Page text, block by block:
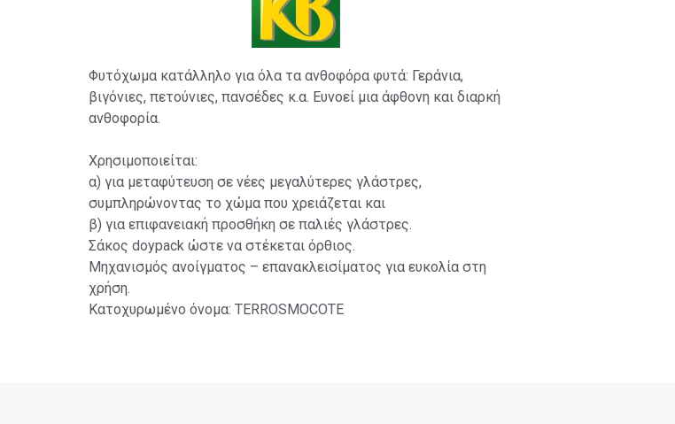
Φυτόχωμα κατάλληλο για όλα τα ανθοφόρα φυτά: Γεράνια,
βιγόνιες, πετούνιες, πανσέδες κ.α. Ευνοεί μια άφθονη και διαρκή
ανθοφορία.
Χρησιμοποιείται:
α) για μεταφύτευση σε νέες μεγαλύτερες γλάστρες,
συμπληρώνοντας το χώμα που χρειάζεται και
β) για επιφανειακή προσθήκη σε παλιές γλάστρες.
Σάκος doypack ώστε να στέκεται όρθιος.
Μηχανισμός ανοίγματος – επανακλεισίματος για ευκολία στη
χρήση.
Κατοχυρωμένο όνομα: TERROSMOCOTE